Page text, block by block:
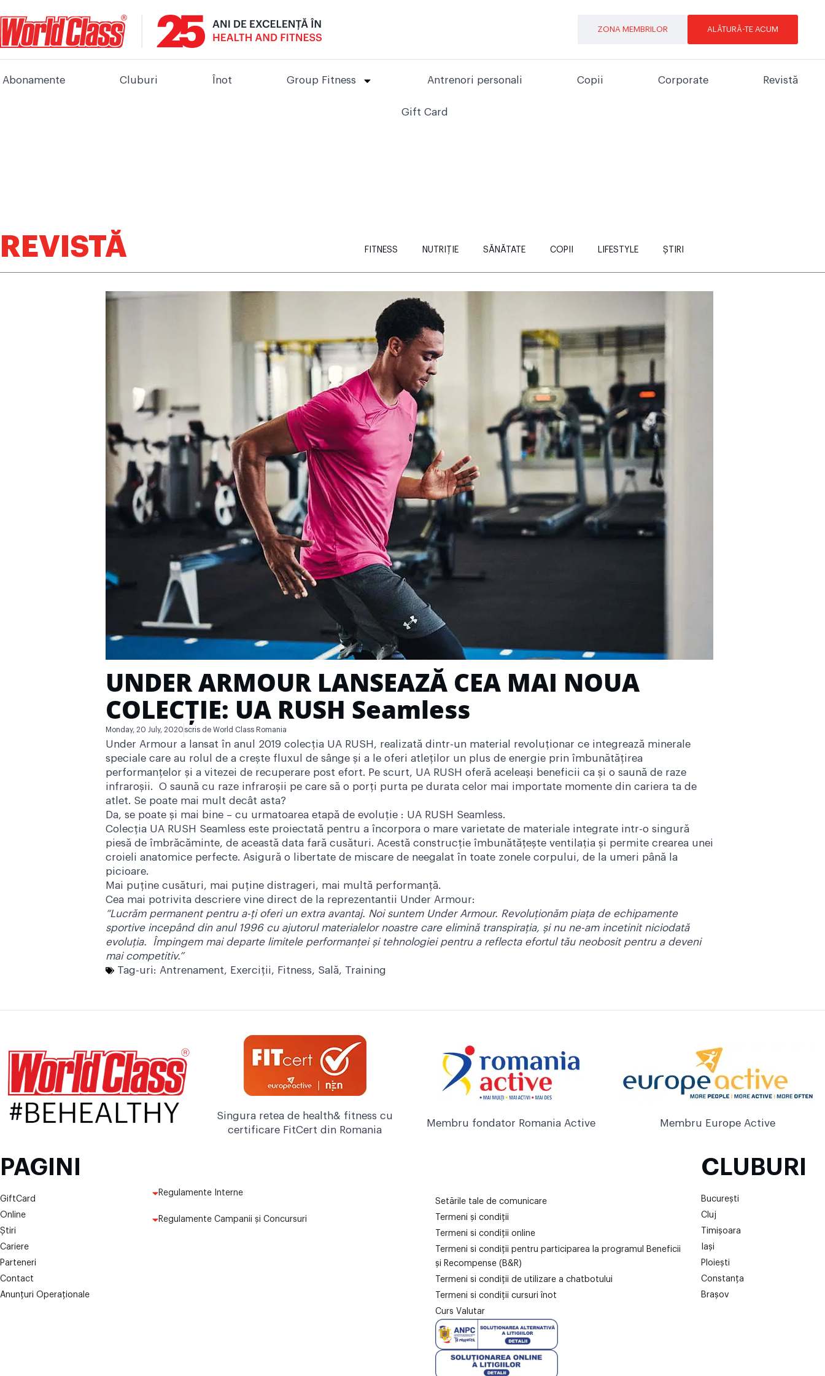
ZONA MEMBRILOR ALĂTURĂ-TE ACUM
Abonamente Cluburi Înot Group Fitness Antrenori personali Copii Corporate Revistă
Gift Card
REVISTĂ FITNESS NUTRIȚIE SĂNĂTATE COPII LIFESTYLE ȘTIRI
UNDER ARMOUR LANSEAZĂ CEA MAI NOUA
COLECȚIE: UA RUSH Seamless
Monday, 20 July, 2020 scris de World Class Romania
Under Armour a lansat în anul 2019 colecția UA RUSH, realizată dintr-un material revoluționar ce integrează minerale
speciale care au rolul de a crește fluxul de sânge și a le oferi atleților un plus de energie prin îmbunătățirea
performanțelor și a vitezei de recuperare post efort. Pe scurt, UA RUSH oferă aceleași beneficii ca și o saună de raze
infraroșii. O saună cu raze infraroșii pe care să o porți purta pe durata celor mai importate momente din cariera ta de
atlet. Se poate mai mult decât asta?
Da, se poate și mai bine – cu urmatoarea etapă de evoluție : UA RUSH Seamless.
Colecția UA RUSH Seamless este proiectată pentru a încorpora o mare varietate de materiale integrate intr-o singură
piesă de îmbrăcăminte, de această data fară cusături. Acestă construcție îmbunătățește ventilația și permite crearea unei
croieli anatomice perfecte. Asigură o libertate de miscare de neegalat în toate zonele corpului, de la umeri până la
picioare.
Mai puține cusături, mai puține distrageri, mai multă performanță.
Cea mai potrivita descriere vine direct de la reprezentantii Under Armour:
“Lucrăm permanent pentru a-ți oferi un extra avantaj. Noi suntem Under Armour. Revoluționăm piața de echipamente
sportive incepând din anul 1996 cu ajutorul materialelor noastre care elimină transpirația, și nu ne-am incetinit niciodată
evoluția. Împingem mai departe limitele performanței și tehnologiei pentru a reflecta efortul tău neobosit pentru a deveni
mai competitiv.”
Tag-uri: Antrenament, Exerciţii, Fitness, Sală, Training
Singura retea de health& fitness cu
certificare FitCert din Romania
Membru fondator Romania Active Membru Europe Active
PAGINI
GiftCard
Online
Știri
Cariere
Parteneri
Contact
Anunțuri Operaționale
Regulamente Interne
Regulamente Campanii și Concursuri
Setările tale de comunicare
Termeni și condiții
Termeni si condiții online
Termeni si condiții pentru participarea la programul Beneficii
și Recompense (B&R)
Termeni si condiții de utilizare a chatbotului
Termeni si condiții cursuri înot
Curs Valutar
CLUBURI
București
Cluj
Timișoara
Iași
Ploiești
Constanța
Brașov